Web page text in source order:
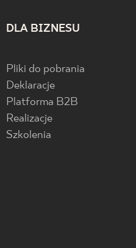
DLA BIZNESU
Pliki do pobrania
Deklaracje
Platforma B2B
Realizacje
Szkolenia